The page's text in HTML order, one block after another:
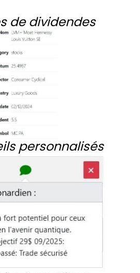
de dividendes
personnalisés